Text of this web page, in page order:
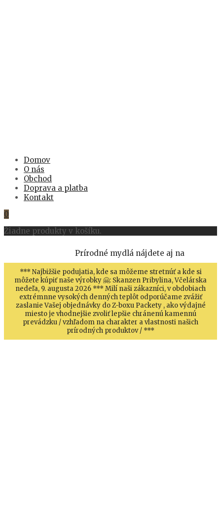
Domov
O nás
Obchod
Doprava a platba
Kontakt
0
Žiadne produkty v košíku.
Prírodné mydlá nájdete aj na
*** Najbižšie podujatia, kde sa môžeme stretnúť a kde si
môžete kúpiť naše výrobky 🤗: Skanzen Pribylina, Včelárska
nedeľa, 9. augusta 2026 *** Milí naši zákazníci, v obdobiach
extrémnne vysokých denných teplôt odporúčame zvážiť
zaslanie Vašej objednávky do Z-boxu Packety , ako výdajné
miesto je vhodnejšie zvoliť lepšie chránenú kamennú
prevádzku / vzhľadom na charakter a vlastnosti našich
prírodných produktov / ***